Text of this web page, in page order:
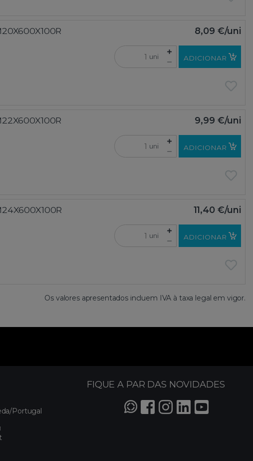
8,09 €/uni
uni ADICIONAR
9,99 €/uni
uni ADICIONAR
11,40 €/uni
uni ADICIONAR
Os valores apresentados incluem IVA à taxa legal em vigor.
Portugal
FIQUE A PAR DAS NOVIDADES